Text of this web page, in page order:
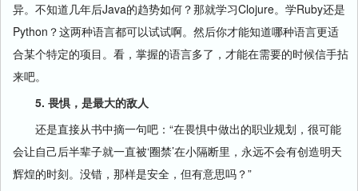
异。不知道几年后Java的趋势如何？那就学习Clojure。学Ruby还是
Python？这两种语言都可以试试啊。然后你才能知道哪种语言更适
合某个特定的项目。看，掌握的语言多了，才能在需要的时候信手拈
来吧。
5. 畏惧，是最大的敌人
还是直接从书中摘一句吧：“在畏惧中做出的职业规划，很可能
会让自己后半辈子就一直被‘圈禁’在小隔断里，永远不会有创造明天
辉煌的时刻。没错，那样是安全，但有意思吗？”